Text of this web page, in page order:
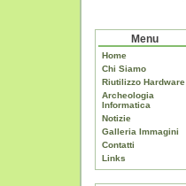
Menu
Home
Chi Siamo
Riutilizzo Hardware
Archeologia
Informatica
Notizie
Galleria Immagini
Contatti
Links